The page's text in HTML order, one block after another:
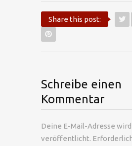
Share this post:
Schreibe einen
Kommentar
Deine E-Mail-Adresse
veröffentlicht.